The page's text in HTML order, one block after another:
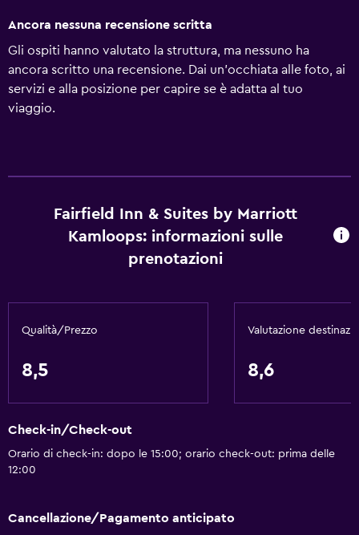
Ancora nessuna recensione scritta
Gli ospiti hanno valutato la struttura, ma nessuno ha
ancora scritto una recensione. Dai un'occhiata alle foto, ai
servizi e alla posizione per capire se è adatta al tuo
viaggio.
Fairfield Inn & Suites by Marriott
Kamloops: informazioni sulle
prenotazioni
Qualità/Prezzo
8,5
Valutazione
8,6
Check-in/Check-out
Orario di check-in: dopo le 15:00; orario check-out: prima delle
12:00
Cancellazione/Pagamento anticipato